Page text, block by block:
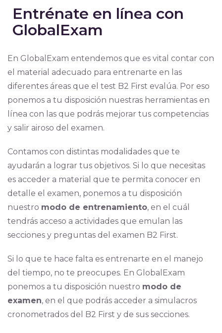
Entrénate en línea con
GlobalExam
En GlobalExam entendemos que es vital contar con
el material adecuado para entrenarte en las
diferentes áreas que el test B2 First evalúa. Por eso
ponemos a tu disposición nuestras herramientas en
línea con las que podrás mejorar tus competencias
y salir airoso del examen.
Contamos con distintas modalidades que te
ayudarán a lograr tus objetivos. Si lo que necesitas
es acceder a material que te permita conocer en
detalle el examen, ponemos a tu disposición
nuestro modo de entrenamiento, en el cuál
tendrás acceso a actividades que emulan las
secciones y preguntas del examen B2 First.
Si lo que te hace falta es entrenarte en el manejo
del tiempo, no te preocupes. En GlobalExam
ponemos a tu disposición nuestro modo de
examen, en el que podrás acceder a simulacros
cronometrados del B2 First y de sus secciones.